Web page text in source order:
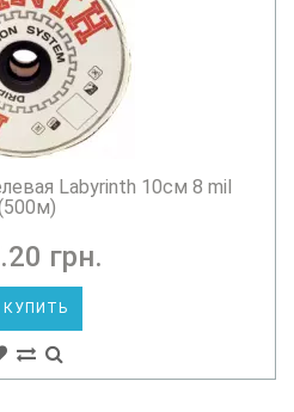
Labyrinth 10см 8 mil
грн.
КУПИТЬ